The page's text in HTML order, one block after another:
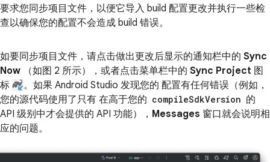
要求您同步项目文件，以便它导入 build 配置更改并执行一些检
查以确保您的配置不会造成 build 错误。
如要同步项目文件，请点击做出更改后显示的通知栏中的 Sync
Now （如图 2 所示），或者点击菜单栏中的 Sync Project 图
标
。如果 Android Studio 发现您的 配置有任何错误（例如，
您的源代码使用了只有 在高于您的 compileSdkVersion 的
API 级别中才会提供的 API 功能）， Messages 窗口就会说明相
应的问题。